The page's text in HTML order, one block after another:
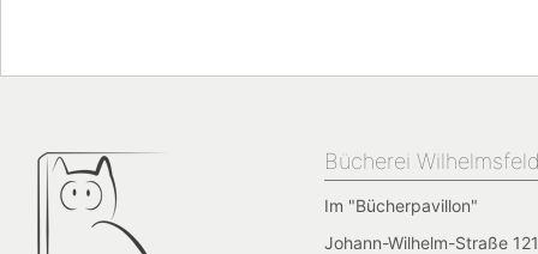
Bücherei
Im "Bücherpavillon"
Johann-Wilhelm-Straße